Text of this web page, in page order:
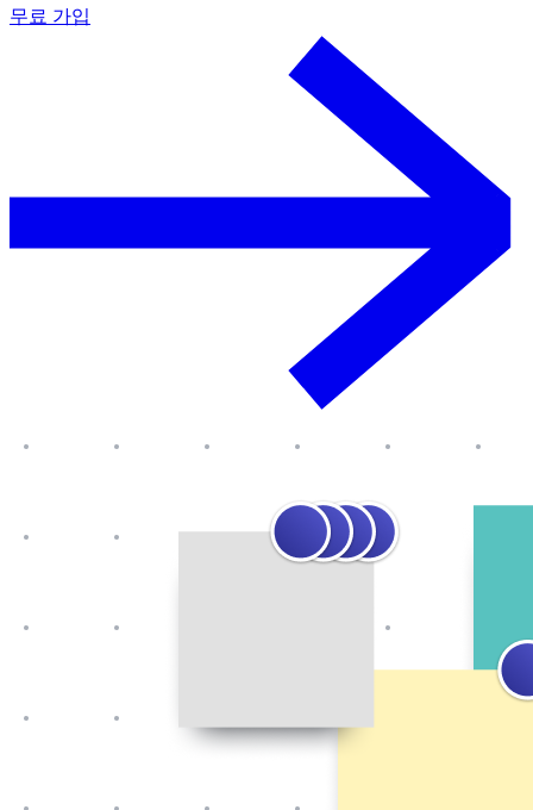
무료 가입